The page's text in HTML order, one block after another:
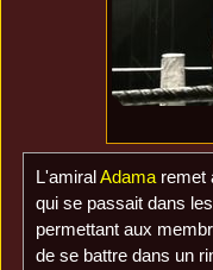
L'amiralAdamaremet
qui se passait dans
permettant aux
de se battre dans un